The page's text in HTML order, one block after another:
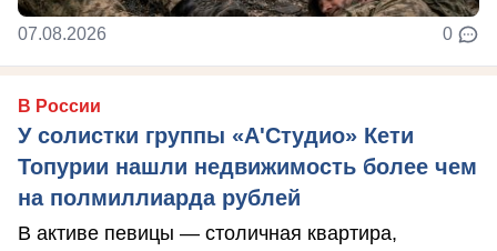
07.08.2026 0
В России
У солистки группы «А'Студио» Кети
Топурии нашли недвижимость более чем
на полмиллиарда рублей
В активе певицы — столичная квартира,